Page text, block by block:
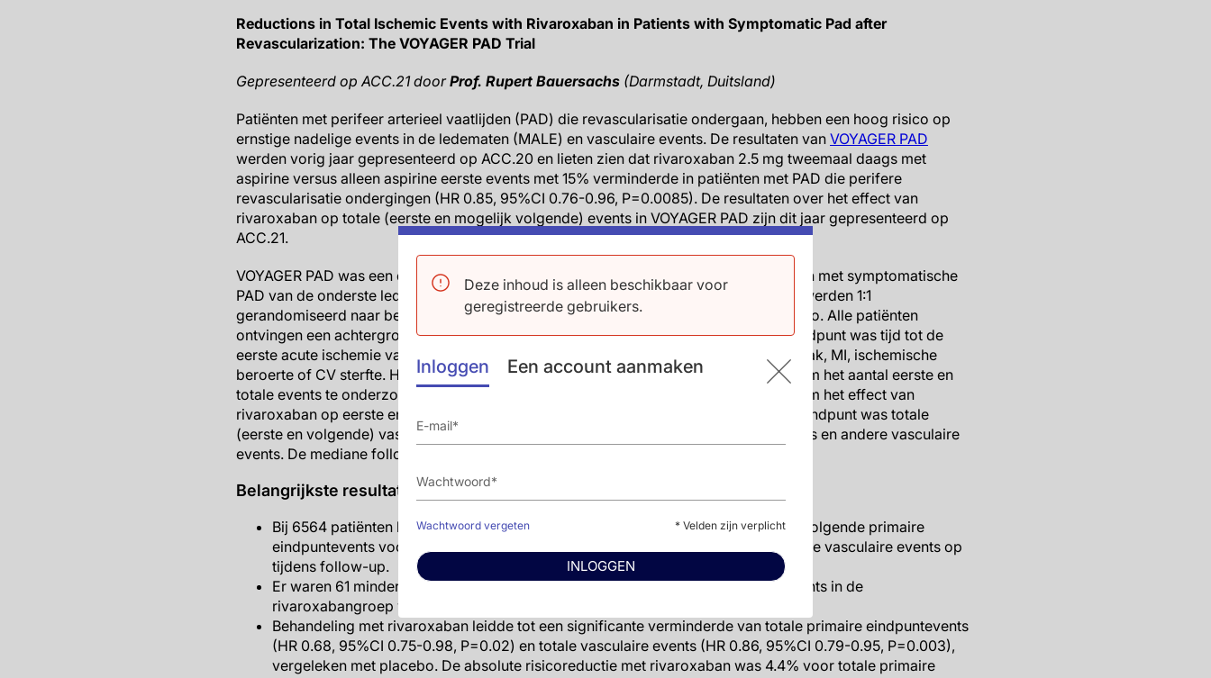
Deze inhoud is alleen beschikbaar voor
geregistreerde gebruikers.
Inloggen Een account aanmaken
Wachtwoord vergeten * Velden zijn verplicht
INLOGGEN
Reductions in Total Ischemic Events with Rivaroxaban in Patients with Symptomatic Pad after
Revascularization: The VOYAGER PAD Trial
Gepresenteerd op ACC.21 doorProf. Rupert Bauersachs (Darmstadt, Duitsland)
Patiënten met perifeer arterieel vaatlijden (PAD) die revascularisatie ondergaan, hebben een hoog risico op
ernstige nadelige events in de ledematen (MALE) en vasculaire events. De resultaten van VOYAGER PAD
werden vorig jaar gepresenteerd op ACC.20 en lieten zien dat rivaroxaban 2.5 mg tweemaal daags met
aspirine versus alleen aspirine eerste events met 15% verminderde in patiënten met PAD die perifere
revascularisatie ondergingen (HR 0.85, 95%CI 0.76-0.96, P=0.0085). De resultaten over het effect van
rivaroxaban op totale (eerste en mogelijk volgende) events in VOYAGER PAD zijn dit jaar gepresenteerd op
ACC.21.
VOYAGER PAD was een dubbelblinde, placebogecontroleerde studie in 6564 patiënten met symptomatische
PAD van de onderste ledematen die perifere revascularisatie ondergingen. Patiënten werden 1:1
gerandomiseerd naar behandeling met rivaroxaban 2.5 mg tweemaal daags of placebo. Alle patiënten
ontvingen een achtergrondbehandeling met aspirine 100 mg per dag. Het primaire eindpunt was tijd tot de
eerste acute ischemie van de ledematen, majeure amputatie met een vasculaire oorzaak, MI, ischemische
beroerte of CV sterfte. Het doel van de huidige vooraf gespecificeerde analyse was om het aantal eerste en
totale events te onderzoeken bij PAD patiënten die revascularisatie ondergingen, en om het effect van
rivaroxaban op eerste en totale events te bepalen. Een ander vooraf gespecificeerd eindpunt was totale
(eerste en volgende) vasculaire events, inclusief terugkerende primaire eindpuntevents en andere vasculaire
events. De mediane follow-up was 28 maanden.
Belangrijkste resultaten
Bij 6564 patiënten kwamen 1092 eerste primaire eindpuntevents en 522 daaropvolgende primaire
eindpuntevents voor (in totaal 1614 primaire eindpuntevents). Er traden 4714 totale vasculaire events op
tijdens follow-up.
Er waren 61 minder eerste vasculaire events en 342 minder totale vasculaire events in de
rivaroxabangroep vergeleken met de placebogroep.
Behandeling met rivaroxaban leidde tot een significante verminderde van totale primaire eindpuntevents
(HR 0.68, 95%CI 0.75-0.98, P=0.02) en totale vasculaire events (HR 0.86, 95%CI 0.79-0.95, P=0.003),
vergeleken met placebo. De absolute risicoreductie met rivaroxaban was 4.4% voor totale primaire